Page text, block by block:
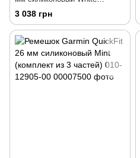
(комплект из 3 частей) 010-
12903-00
3 038 грн